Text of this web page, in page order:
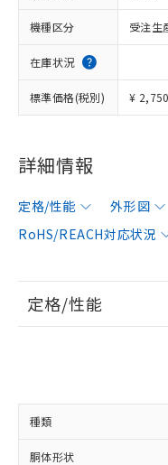
機種区分 受注生
在庫状況
標準価格(税別) ¥ 2,750
詳細情報
定格/性能 外形図
RoHS/REACH対応状況
定格/性能
種類
胴体形状